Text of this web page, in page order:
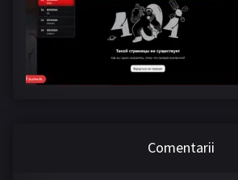
Comentarii